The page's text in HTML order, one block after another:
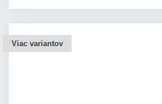
Viac variantov